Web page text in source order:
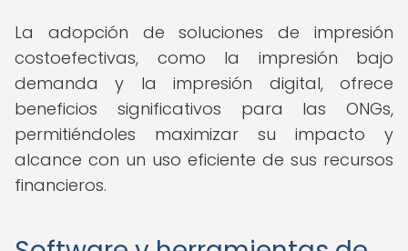
La adopción de soluciones de impresión
costoefectivas, como la impresión bajo
demanda y la impresión digital, ofrece
beneficios significativos para las ONGs,
permitiéndoles maximizar su impacto y
alcance con un uso eficiente de sus recursos
financieros.